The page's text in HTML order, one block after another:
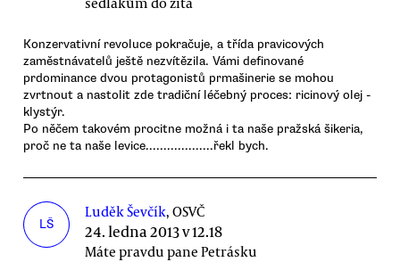
Konzervativní revoluce pokračuje, a třída pravicových
zaměstnávatelů ještě nezvítězila. Vámi definované
prdominance dvou protagonistů prmašinerie se mohou
zvrtnout a nastolit zde tradiční léčebný proces: ricinový olej -
klystýr.
Po něčem takovém procitne možná i ta naše pražská šikeria,
proč ne ta naše levice...................řekl bych.
LŠ
Luděk Ševčík, OSVČ
24. ledna 2013 v 12.18
Máte pravdu pane Petrásku